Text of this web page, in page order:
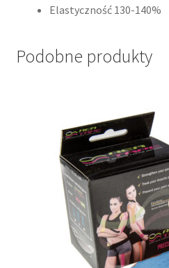
Elastyczność 130-140%
Podobne produkty